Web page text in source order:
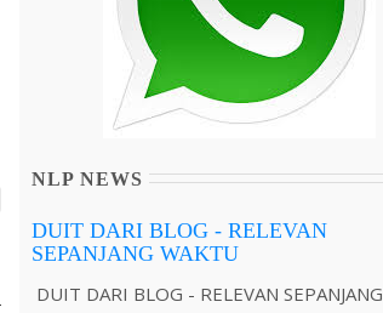
NLP NEWS
DUIT DARI BLOG - RELEVAN
SEPANJANG WAKTU
DUIT DARI BLOG - RELEVAN SEPANJANG